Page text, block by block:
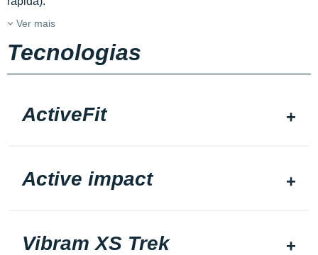
Ver mais
Tecnologias
ActiveFit
Active impact
Vibram XS Trek